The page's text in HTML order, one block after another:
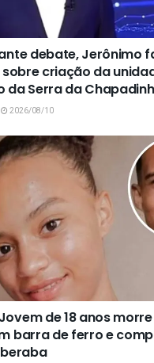
debate, Jerônimo
criação da
da Serra da
2026/08/10
de 18 anos
barra de ferro e